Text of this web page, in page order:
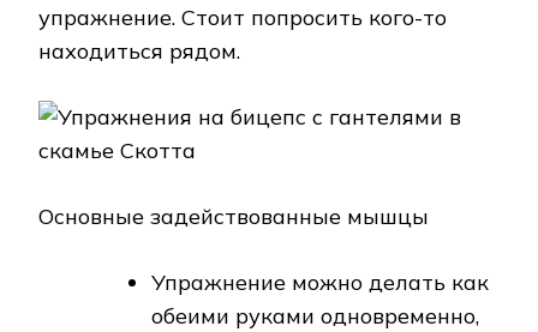
упражнение. Стоит попросить кого-то
находиться рядом.
Основные задействованные мышцы
Упражнение можно делать как
обеими руками одновременно,